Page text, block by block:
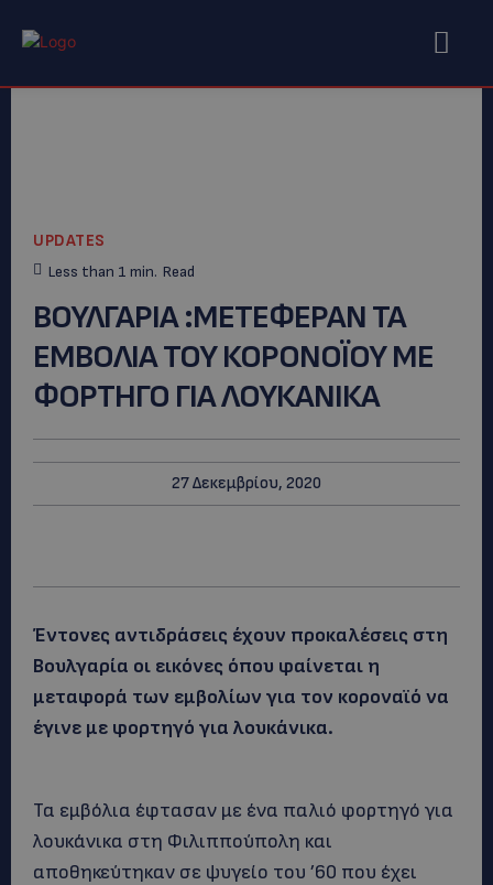
UPDATES
Less than 1 min. Read
ΒΟΥΛΓΑΡΙΑ :ΜΕΤΕΦΕΡΑΝ ΤΑ
ΕΜΒΟΛΙΑ ΤΟΥ ΚΟΡΟΝΟΪΟΥ ΜΕ
ΦΟΡΤΗΓΟ ΓΙΑ ΛΟΥΚΑΝΙΚΑ
27 Δεκεμβρίου, 2020
Έντονες αντιδράσεις έχουν προκαλέσεις στη
Βουλγαρία οι εικόνες όπου φαίνεται η
μεταφορά των εμβολίων για τον κοροναϊό να
έγινε με φορτηγό για λουκάνικα.
Τα εμβόλια έφτασαν με ένα παλιό φορτηγό για
λουκάνικα στη Φιλιππούπολη και
αποθηκεύτηκαν σε ψυγείο του ’60 που έχει